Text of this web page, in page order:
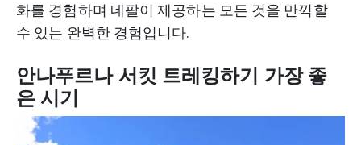
화를 경험하며 네팔이 제공하는 모든 것을 만끽할
수 있는 완벽한 경험입니다.
안나푸르나 서킷 트레킹하기 가장 좋
은 시기